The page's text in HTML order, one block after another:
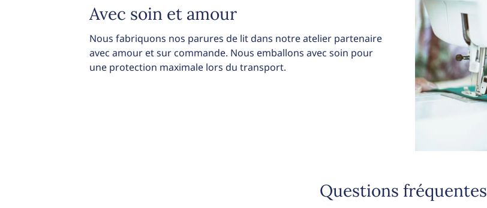
Avec soin et amour
Nous fabriquons nos parures de lit dans notre atelier partenaire
avec amour et sur commande. Nous emballons avec soin pour
une protection maximale lors du transport.
Questions fréquentes